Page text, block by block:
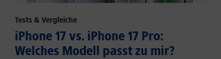
Tests & Vergleiche
iPhone 17 vs. iPhone 17 Pro:
Welches Modell passt zu mir?